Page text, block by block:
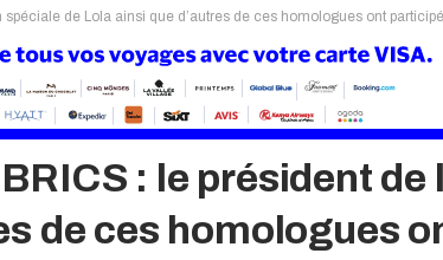
Région
de Lola ainsi que d’autres de ces homologues ont
: le président de
de ces homologues